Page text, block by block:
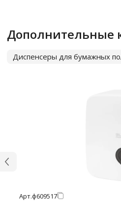
Дополнительные
Диспенсеры для бумажных
Арт.ф609517